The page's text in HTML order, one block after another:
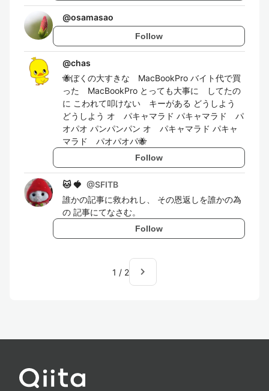
@osamasao
Follow
@chas
🐝ぼくの大すきな MacBookPro バイト代で買
った MacBookPro とっても大事に してたの
に こわれて叩けない キーがある どうしよう
どうしよう オ パキャマラド パキャマラド パ
オパオ パンパンパン オ パキャマラド パキャ
マラド パオパオパ🐝
Follow
🐱 🍓 @SFITB
誰かの記事に救われし、 その恩返しを誰かの為
の 記事にてなさむ。
Follow
1 / 2 navigate_next